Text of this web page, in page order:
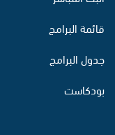
قائمة البرامج
جدول البرامج
بودكاست